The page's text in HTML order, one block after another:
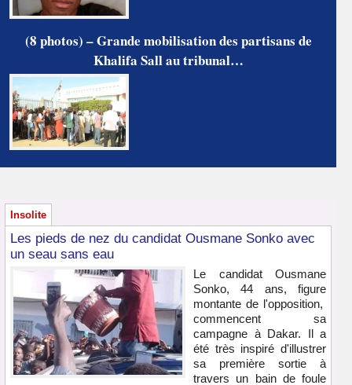
(8 photos) – Grande mobilisation des partisans de
Khalifa Sall au tribunal…
Insolite
Les pieds de nez du candidat Ousmane Sonko avec
un seau sans eau
Le candidat Ousmane
Sonko, 44 ans, figure
montante de l'opposition,
commencent sa
campagne à Dakar. Il a
été très inspiré d'illustrer
sa première sortie à
travers un bain de foule